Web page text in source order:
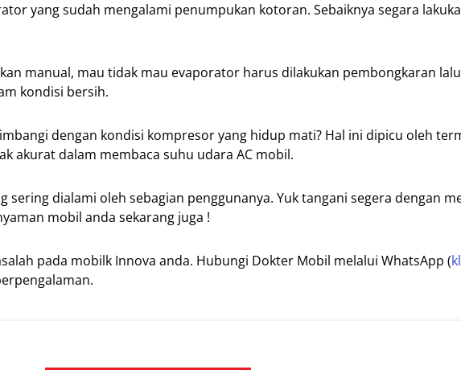
yang sudah mengalami penumpukan kotoran. Sebaiknya segara
manual, mau tidak mau evaporator harus dilakukan pembongkaran
kondisi bersih.
dengan kondisi kompresor yang hidup mati? Hal ini dipicu oleh
akurat dalam membaca suhu udara AC mobil.
sering dialami oleh sebagian penggunanya. Yuk tangani segera dengan
mobil anda sekarang juga !
pada mobilk Innova anda. Hubungi Dokter Mobil melalui WhatsApp (